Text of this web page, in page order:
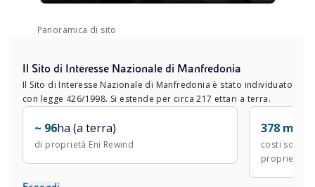
Panoramica di sito
Il Sito di Interesse Nazionale di Manfredonia
Il Sito di Interesse Nazionale di Manfredonia è stato individuato
con legge 426/1998. Si estende per circa 217 ettari a terra.
~ 96ha (a terra)
di proprietà Eni Rewind
378 mln
costi
proprietà